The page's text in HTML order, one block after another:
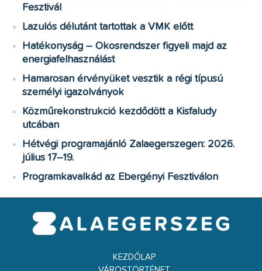
Fesztivál
Lazulós délutánt tartottak a VMK előtt
Hatékonyság – Okosrendszer figyeli majd az
energiafelhasználást
Hamarosan érvényüket vesztik a régi típusú
személyi igazolványok
Közműrekonstrukció kezdődött a Kisfaludy
utcában
Hétvégi programajánló Zalaegerszegen: 2026.
július 17–19.
Programkavalkád az Ebergényi Fesztiválon
KEZDŐLAP